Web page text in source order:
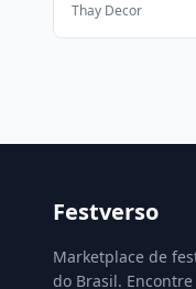
Thay Decor
Festverso
Marketplace de
do Brasil.